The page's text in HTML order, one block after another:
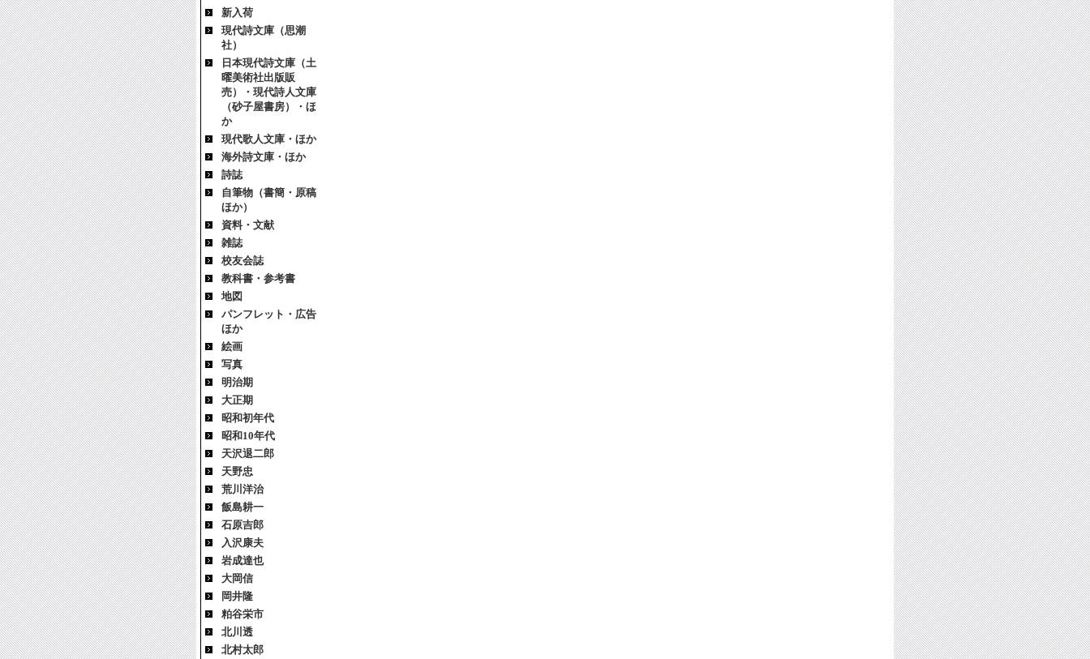
新入荷
現代詩文庫（思潮
社）
日本現代詩文庫（土
曜美術社出版販
売）・現代詩人文庫
（砂子屋書房）・ほ
か
現代歌人文庫・ほか
海外詩文庫・ほか
詩誌
自筆物（書簡・原稿
ほか）
資料・文献
雑誌
校友会誌
教科書・参考書
地図
パンフレット・広告
ほか
絵画
写真
明治期
大正期
昭和初年代
昭和10年代
天沢退二郎
天野忠
荒川洋治
飯島耕一
石原吉郎
入沢康夫
岩成達也
大岡信
岡井隆
粕谷栄市
北川透
北村太郎